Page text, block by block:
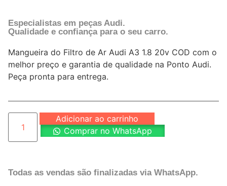
Especialistas em peças Audi.
Qualidade e confiança para o seu carro.
Mangueira do Filtro de Ar Audi A3 1.8 20v COD com o
melhor preço e garantia de qualidade na Ponto Audi.
Peça pronta para entrega.
Adicionar ao carrinho
Comprar no WhatsApp
Todas as vendas são finalizadas via WhatsApp.